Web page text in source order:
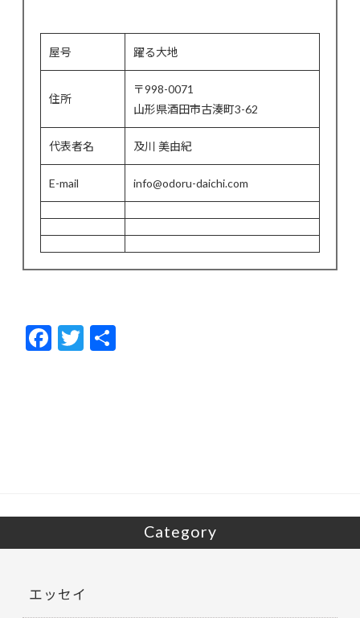
屋号 躍る大地
住所
〒998-0071
山形県酒田市古湊町3-62
代表者名 及川 美由紀
E-mail info@odoru-daichi.com
F
ac
T
w
Category
エッセイ